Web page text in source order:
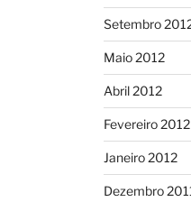
Setembro
Maio 2012
Abril 2012
Fevereiro 2012
Janeiro 2012
Dezembro